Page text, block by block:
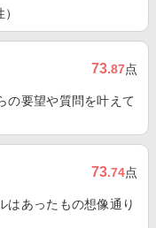
73.87点
の要望や質問を叶えて
73.74点
はあったもの想像通り